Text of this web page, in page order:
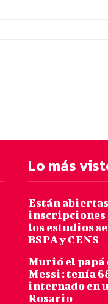
Lo más
Están
los estudios
BSPA y CENS
Murió el papá
Messi: tenía
internado en
Rosario